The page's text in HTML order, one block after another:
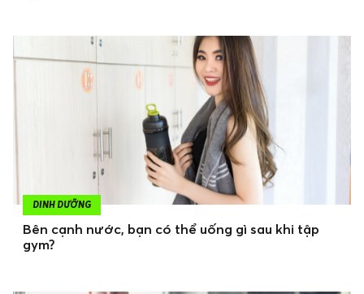
DINH DƯỠNG
Bên cạnh nước, bạn có thể uống gì sau khi tập
gym?